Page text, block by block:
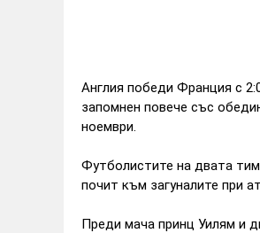
Англия победи Франция с
запомнен повече със
ноември.
Футболистите на двата
почит към загуналите при
Преди мача принц Уилям и